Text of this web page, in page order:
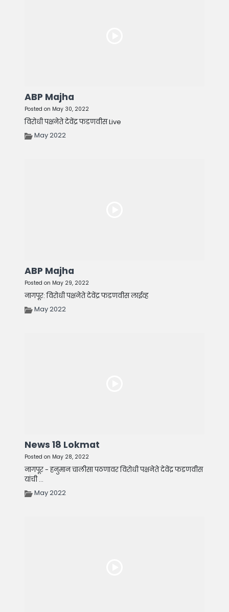
ABP Majha
Posted on May 30, 2022
विरोधी पक्षनेते देवेंद्र फडणवीस Live
May 2022
ABP Majha
Posted on May 29, 2022
नागपूर: विरोधी पक्षनेते देवेंद्र फडणवीस लाईव्ह
May 2022
News 18 Lokmat
Posted on May 28, 2022
नागपूर - हनुमान चालीसा पठणावर विरोधी पक्षनेते देवेंद्र फडणवीस
यांची ...
May 2022